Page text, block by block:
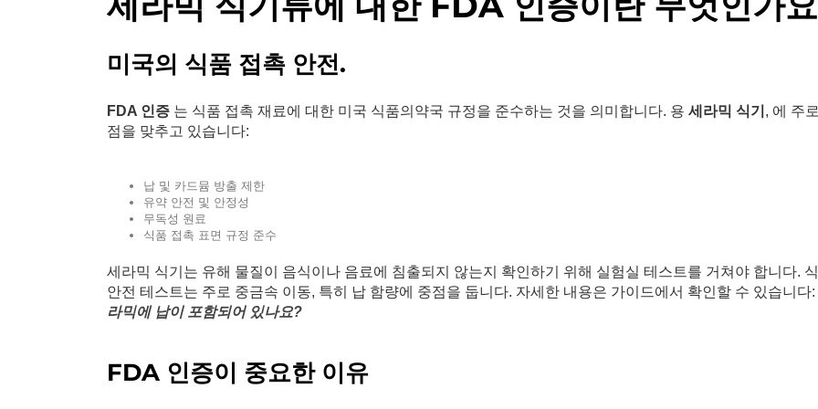
미국의 식품 접촉 안전.
FDA 인증 는 식품 접촉 재료에 대한 미국 식품의약국 규정을 준수하는 것을 의미합니다. 용 세라믹 식기 , 에 주
점을 맞추고 있습니다:
납 및 카드뮴 방출 제한
유약 안전 및 안정성
무독성 원료
식품 접촉 표면 규정 준수
세라믹 식기는 유해 물질이 음식이나 음료에 침출되지 않는지 확인하기 위해 실험실 테스트를 거쳐야 합니다.
안전 테스트는 주로 중금속 이동, 특히 납 함량에 중점을 둡니다. 자세한 내용은 가이드에서 확인할 수 있습니다:
라믹에 납이 포함되어 있나요?
FDA 인증이 중요한 이유